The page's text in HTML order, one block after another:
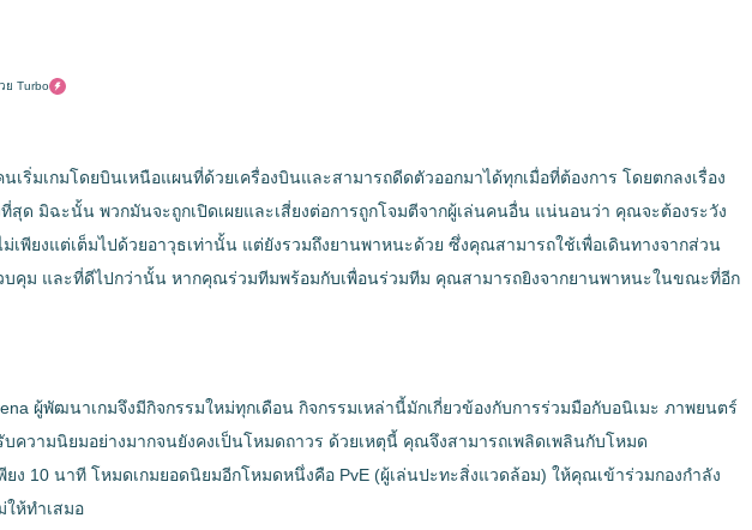
ย Turbo
ริ่มเกมโดยบินเหนือแผนที่ด้วยเครื่องบินและสามารถดีดตัวออกมาได้ทุกเมื่อที่ต้องการ โดยตกลงเรื่อง
ด มิฉะนั้น พวกมันจะถูกเปิดเผยและเสี่ยงต่อการถูกโจมตีจากผู้เล่นคนอื่น แน่นอนว่า คุณจะต้องระวัง
พียงแต่เต็มไปด้วยอาวุธเท่านั้น แต่ยังรวมถึงยานพาหนะด้วย ซึ่งคุณสามารถใช้เพื่อเดินทางจากส่วน
คุม และที่ดีไปกว่านั้น หากคุณร่วมทีมพร้อมกับเพื่อนร่วมทีม คุณสามารถยิงจากยานพาหนะในขณะที่อีก
ผู้พัฒนาเกมจึงมีกิจกรรมใหม่ทุกเดือน กิจกรรมเหล่านี้มักเกี่ยวข้องกับการร่วมมือกับอนิเมะ ภาพยนตร์
วามนิยมอย่างมากจนยังคงเป็นโหมดถาวร ด้วยเหตุนี้ คุณจึงสามารถเพลิดเพลินกับโหมด
ง 10 นาที โหมดเกมยอดนิยมอีกโหมดหนึ่งคือ PvE (ผู้เล่นปะทะสิ่งแวดล้อม) ให้คุณเข้าร่วมกองกำลัง
ห้ทำเสมอ